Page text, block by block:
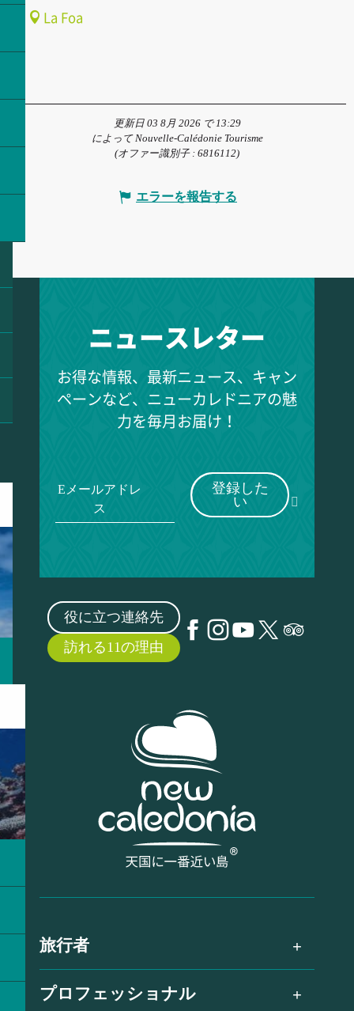
La Foa
更新日 03 8月 2026 で 13:29
によって Nouvelle-Calédonie Tourisme
(オファー識別子 : 6816112)
エラーを報告する
ニュースレター
お得な情報、最新ニュース、キャン
ペーンなど、ニューカレドニアの魅
力を毎月お届け！
Eメールアドレ
ス
登録した
い
役に立つ連絡先
訪れる11の理由
旅行者
プロフェッショナル